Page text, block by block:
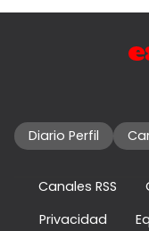
Diario Perfil
Canales RSS
Privacidad